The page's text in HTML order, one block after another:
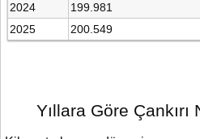
2024
199.981
2025
200.549
Yıllara Göre